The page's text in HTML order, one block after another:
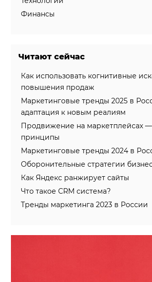
Финансы
Читают сейчас
Как использовать когнитивные
повышения продаж
Маркетинговые тренды 2025 в
адаптация к новым реалиям
Продвижение на маркетплейсах
принципы
Маркетинговые тренды 2024 в
Оборонительные стратегии
Как Яндекс ранжирует сайты
Что такое CRM система?
Тренды маркетинга 2023 в России